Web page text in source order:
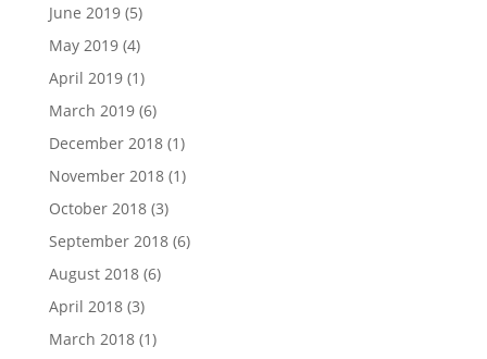
June 2019(5)
May 2019(4)
April 2019(1)
March 2019(6)
December 2018(1)
November 2018(1)
October 2018(3)
September 2018(6)
August 2018(6)
April 2018(3)
March 2018(1)